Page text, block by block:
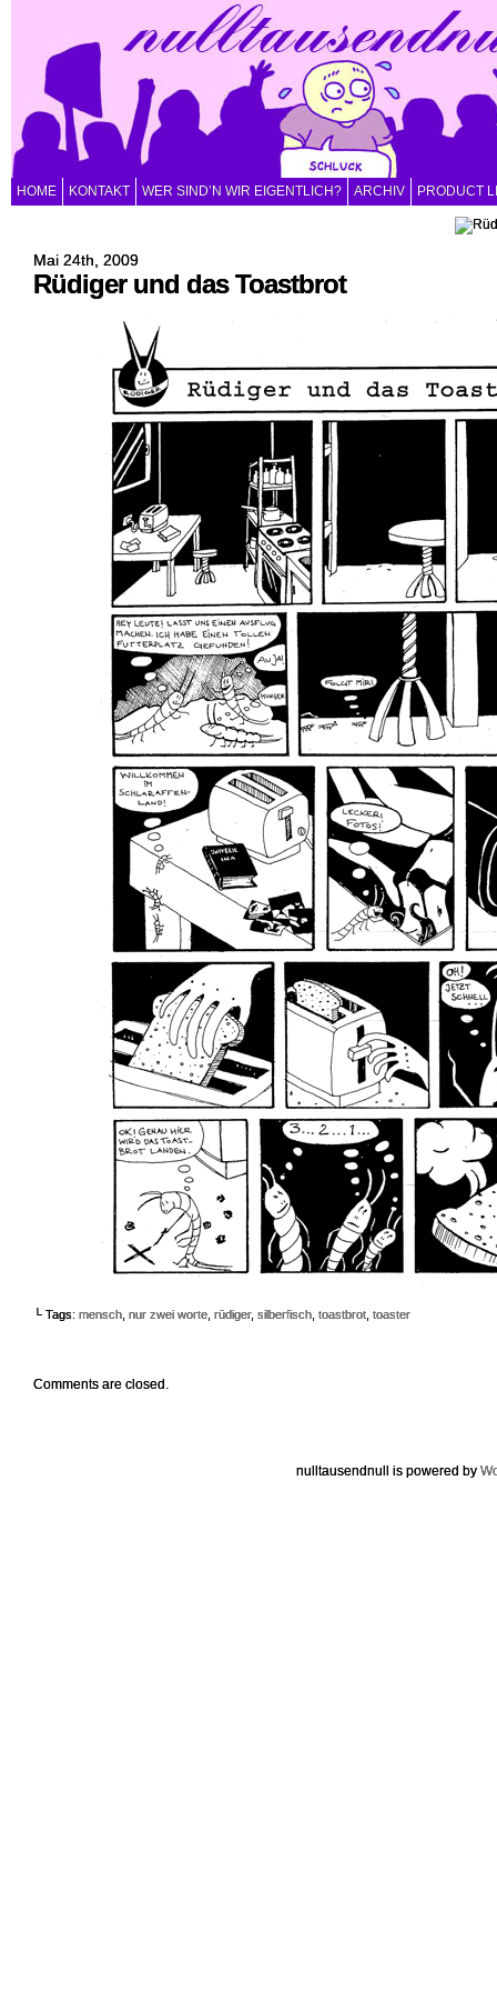
HOME KONTAKT WER SIND’N WIR EIGENTLICH? ARCHIV PRODUCT
Mai 24th, 2009
Rüdiger und das Toastbrot
└ Tags: mensch nur zwei worte rüdiger, silberfisch toastbrot toaster
Comments are closed.
nulltausendnull is powered by